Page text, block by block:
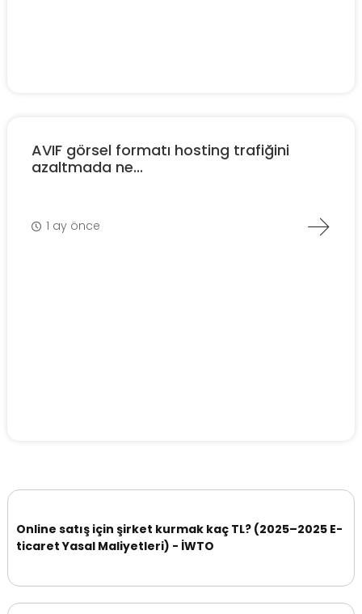
AVIF görsel formatı hosting trafiğini
azaltmada ne...
1 ay önce
Online satış için şirket kurmak kaç TL? (2025–2025 E-
ticaret Yasal Maliyetleri) - İWTO